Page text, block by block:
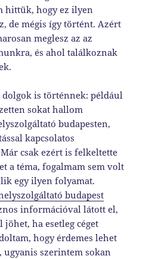
hittük, hogy ez ilyen
de mégis így történt. Azért
meglesz az az
és ahol találkoznak
dolgok is történnek: például
sokat hallom
budapesten,
kapcsolatos
csak ezért is felkeltette
a téma, fogalmam sem volt
egy ilyen folyamat.
budapest
információval látott el,
ha esetleg céget
hogy érdemes lehet
szerintem sokan